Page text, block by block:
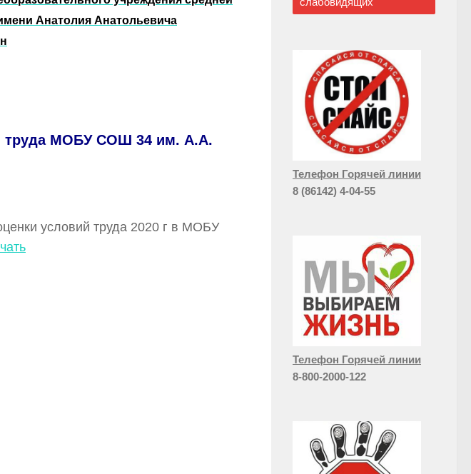
Анатолия Анатольевича
труда МОБУ СОШ 34 им. А.А.
условий труда 2020 г в МОБУ
Телефон Горячей линии
8 (86142) 4-04-55
Телефон Горячей линии
8-800-2000-122